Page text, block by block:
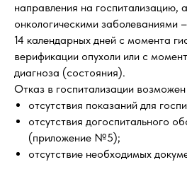
направления на госпитализацию,
онкологическими заболеваниями
14 календарных дней с момента
верификации опухоли или с
диагноза (состояния).
Отказ в госпитализации
отсутствия показаний для
отсутствия догоспитального
(приложение №5);
отсутствие необходимых